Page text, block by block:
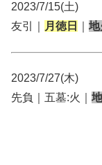
2023/7/15(土)
友引｜
月徳日 地
2023/7/27(木)
先負｜五墓:火｜